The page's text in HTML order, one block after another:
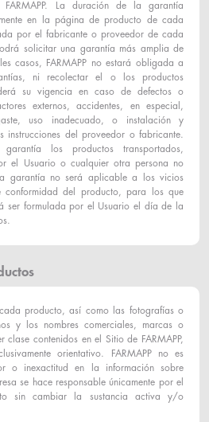
FARMAPP. La duración de la garantía
en la página de producto de cada
por el fabricante o proveedor de cada
solicitar una garantía más amplia de
casos, FARMAPP no estará obligada a
ni recolectar el o los productos
su vigencia en caso de defectos o
externos, accidentes, en especial,
uso inadecuado, o instalación y
instrucciones del proveedor o fabricante.
los productos transportados,
el Usuario o cualquier otra persona no
garantía no será aplicable a los vicios
conformidad del producto, para los que
ser formulada por el Usuario el día de la
producto, así como las fotografías o
y los nombres comerciales, marcas o
clase contenidos en el Sitio de FARMAPP,
orientativo. FARMAPP no es
o inexactitud en la información sobre
se hace responsable únicamente por el
sin cambiar la sustancia activa y/o